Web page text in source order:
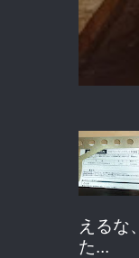
えるな
た...